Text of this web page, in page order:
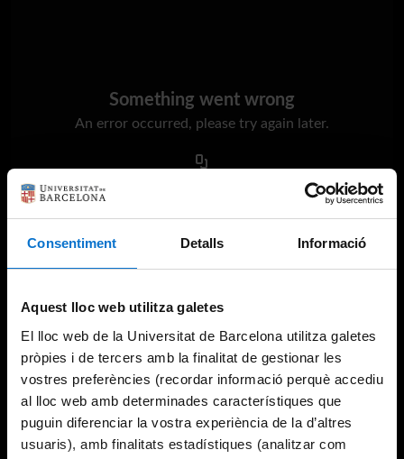
Consentiment Detalls Informació
Aquest lloc web utilitza galetes
El lloc web de la Universitat de Barcelona utilitza galetes
pròpies i de tercers amb la finalitat de gestionar les
vostres preferències (recordar informació perquè accediu
al lloc web amb determinades característiques que
puguin diferenciar la vostra experiència de la d’altres
usuaris), amb finalitats estadístiques (analitzar com
Something went wrong
An error occurred, please try again later.